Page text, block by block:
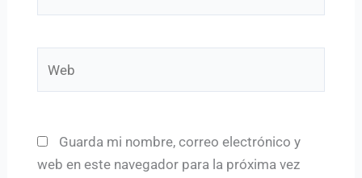
Guarda mi nombre, correo electrónico y
web en este navegador para la próxima vez